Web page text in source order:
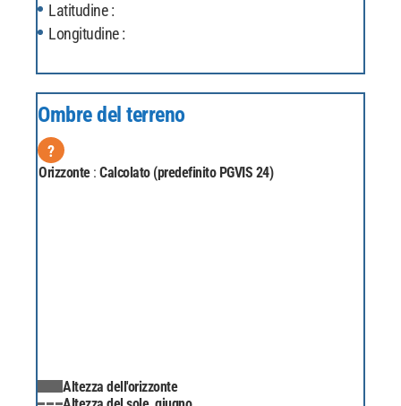
Latitudine :
Longitudine :
Ombre del terreno
?
Orizzonte: Calcolato (predefinito PGVIS 24)
Altezza dell'orizzonte